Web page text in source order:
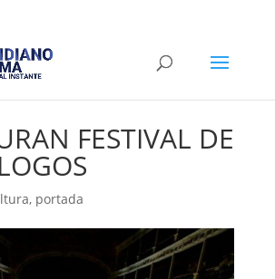
FESTIVAL DE
, portada